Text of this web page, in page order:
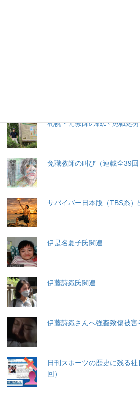
札幌・元教師の戦い 免職処
免職教師の叫び（連載全39回
サバイバー日本版（TBS系）
伊是名夏子氏関連
伊藤詩織氏関連
伊藤詩織さんへ強姦致傷被害
日刊スポーツの歴史に残る社
回）